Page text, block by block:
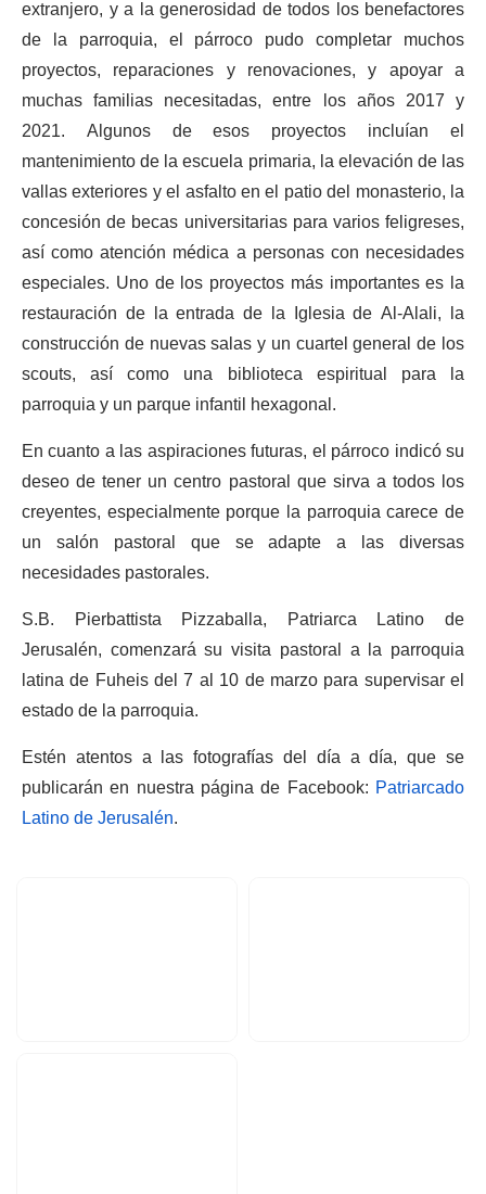
extranjero, y a la generosidad de todos los benefactores
de la parroquia, el párroco pudo completar muchos
proyectos, reparaciones y renovaciones, y apoyar a
muchas familias necesitadas, entre los años 2017 y
2021. Algunos de esos proyectos incluían el
mantenimiento de la escuela primaria, la elevación de las
vallas exteriores y el asfalto en el patio del monasterio, la
concesión de becas universitarias para varios feligreses,
así como atención médica a personas con necesidades
especiales. Uno de los proyectos más importantes es la
restauración de la entrada de la Iglesia de Al-Alali, la
construcción de nuevas salas y un cuartel general de los
scouts, así como una biblioteca espiritual para la
parroquia y un parque infantil hexagonal.
En cuanto a las aspiraciones futuras, el párroco indicó su
deseo de tener un centro pastoral que sirva a todos los
creyentes, especialmente porque la parroquia carece de
un salón pastoral que se adapte a las diversas
necesidades pastorales.
S.B. Pierbattista Pizzaballa, Patriarca Latino de
Jerusalén, comenzará su visita pastoral a la parroquia
latina de Fuheis del 7 al 10 de marzo para supervisar el
estado de la parroquia.
Estén atentos a las fotografías del día a día, que se
publicarán en nuestra página de Facebook: Patriarcado
Latino de Jerusalén.